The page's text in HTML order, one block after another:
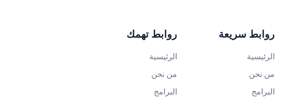
روابط سريعة
الرئيسية
من نحن
البرامج
روابط تهمك
الرئيسية
من نحن
البرامج